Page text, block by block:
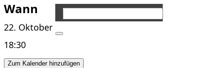
Wann
22. Oktober 2022
18:30
Zum Kalender hinzufügen